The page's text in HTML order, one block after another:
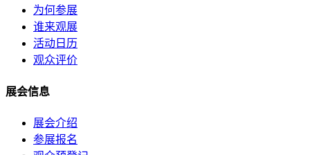
为何参展
谁来观展
活动日历
观众评价
展会信息
展会介绍
参展报名